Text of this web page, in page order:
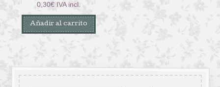
0,30€ IVA incl.
Añadir al carrito